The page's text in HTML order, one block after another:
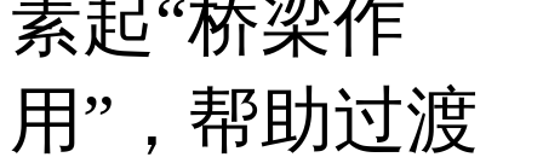
素起“桥梁作
用”，帮助过渡